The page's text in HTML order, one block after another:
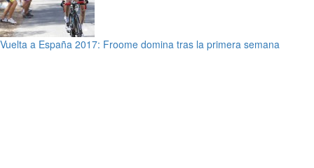
Vuelta a España 2017: Froome domina tras la primera semana